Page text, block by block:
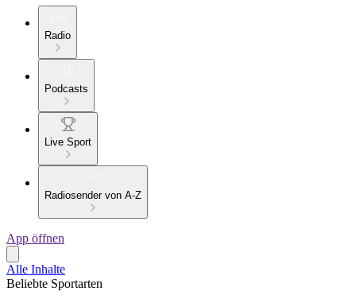
Radio
Podcasts
Live Sport
Radiosender von A-Z
App öffnen
Alle Inhalte
Beliebte Sportarten